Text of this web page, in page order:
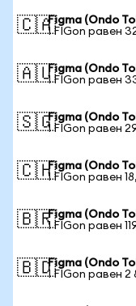
🇨🇦Figma (Ondo
1 FIGon равен
🇦🇺Figma (Ondo
1 FIGon равен
🇸🇬Figma (Ondo
1 FIGon равен
🇨🇭Figma (Ondo
1 FIGon равен
🇧🇷Figma (Ondo
1 FIGon равен
🇧🇩Figma (Ondo
1 FIGon равен 2